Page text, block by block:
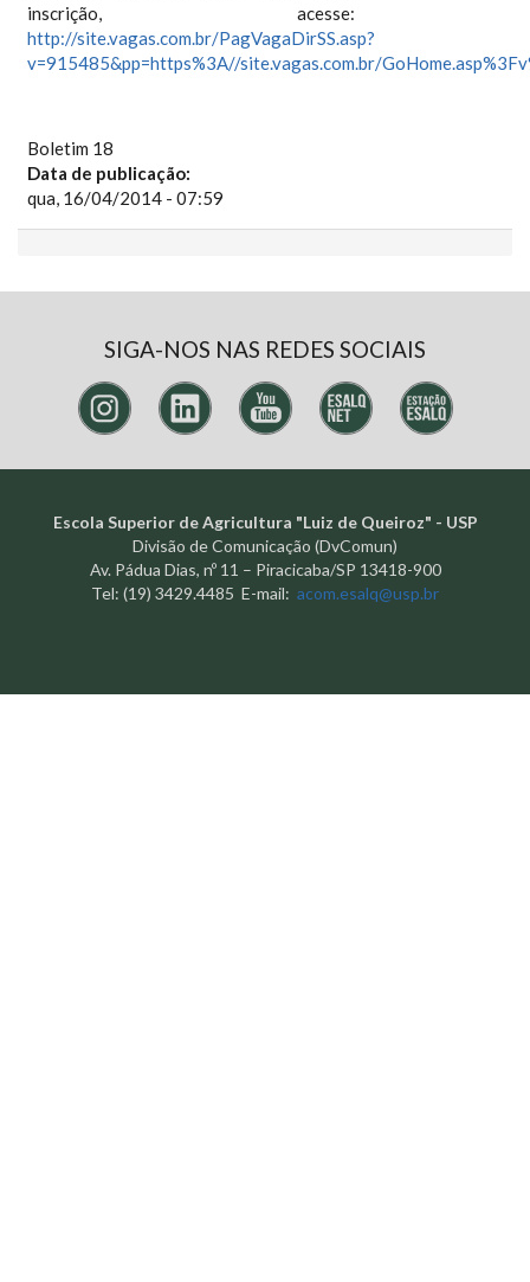
inscrição, acesse:
http://site.vagas.com.br/PagVagaDirSS.asp?
v=915485&pp=https%3A//site.vagas.com.br/
Boletim 18
Data de publicação:
qua, 16/04/2014 - 07:59
SIGA-NOS NAS REDES SOCIAIS
Escola Superior de Agricultura "Luiz de Queiroz" - USP
Divisão de Comunicação (DvComun)
Av. Pádua Dias, nº 11 – Piracicaba/SP 13418-900
Tel: (19) 3429.4485 E-mail: acom.esalq@usp.br